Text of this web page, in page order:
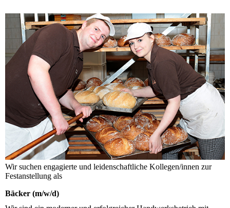
Wir suchen engagierte und leidenschaftliche Kollegen/innen zur
Festanstellung als
Bäcker (m/w/d)